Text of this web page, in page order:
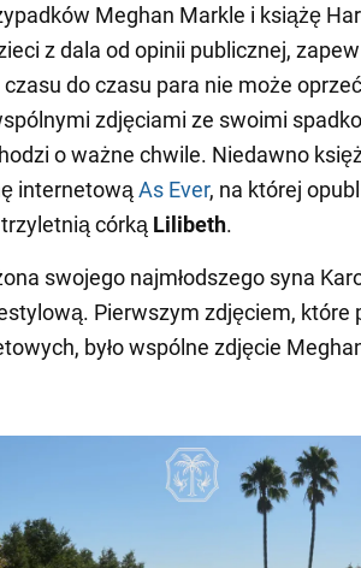
Meghan Markle i książę
z dala od opinii publicznej,
do czasu para nie może
zdjęciami ze swoimi
o ważne chwile. Niedawno
internetowąAs Ever, na której
córką Lilibeth.
swojego najmłodszego syna
Pierwszym zdjęciem, które
było wspólne zdjęcie